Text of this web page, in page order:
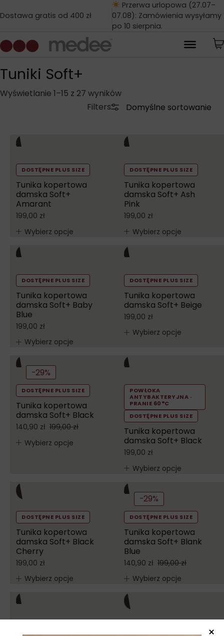
Dostawa gratis od 400 zł
Przerwa urlopowa (27.07–
07.08): Zamówienia wysyłamy
po 10 sierpnia.
Tuniki Soft+
Wyświetlanie 1–15 z 27 wyników
DOSTĘPNE PLUS SIZE
Tunika kopertowa
damska Soft+
Amarant
199,00 zł
Wybierz opcje
DOSTĘPNE PLUS SIZE
Tunika kopertowa
damska Soft+ Ash
Pink
199,00 zł
Wybierz opcje
DOSTĘPNE PLUS SIZE
Tunika kopertowa
damska Soft+ Baby
Blue
199,00 zł
Wybierz opcje
DOSTĘPNE PLUS SIZE
Tunika kopertowa
damska Soft+ Beige
199,00 zł
Wybierz opcje
-29%
DOSTĘPNE PLUS SIZE
Tunika kopertowa
damska Soft+ Black
199,00zł
140,90 zł
Wybierz opcje
POWŁOKA
ANTYBAKTERYJNA ·
PRANIE 60°C
DOSTĘPNE PLUS SIZE
Tunika kopertowa
damska Soft+ Black
199,00 zł
Wybierz opcje
DOSTĘPNE PLUS SIZE
Tunika kopertowa
damska Soft+ Black
Cherry
199,00 zł
Wybierz opcje
-29%
DOSTĘPNE PLUS SIZE
Tunika kopertowa
damska Soft+ Blank
Blue
199,00zł
140,90 zł
Wybierz opcje